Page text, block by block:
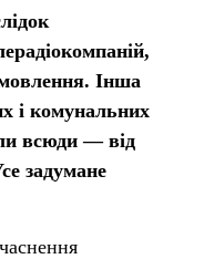
Інша
і комунальних
всюди — від
задумане